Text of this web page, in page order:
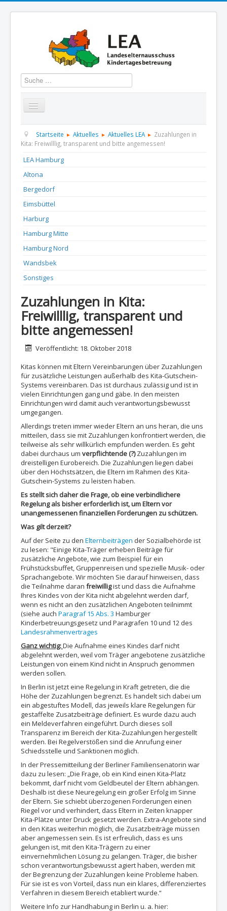
Suchen
Startseite Über uns Aktuelles Termine
Informationen
Kontakt
Startseite Aktuelles Aktuelles LEA
Zuzahlungen in
Kita: Freiwilllig, transparent und bitte angemessen!
LEA Hamburg
Altona
Bergedorf
Eimsbüttel
Harburg
Hamburg Mitte
Hamburg Nord
Wandsbek
Sonstiges
Zuzahlungen in Kita:
Freiwilllig, transparent und
bitte angemessen!
DetailsVeröffentlicht: 18. Oktober 2018
Kitas können mit Eltern Vereinbarungen über Zuzahlungen
für zusätzliche Leistungen außerhalb des Kita-Gutschein-
Systems vereinbaren. Das ist durchaus zulässig und ist in
vielen Einrichtungen gang und gäbe. In den meisten
Einrichtungen wird damit auch verantwortungsbewusst
umgegangen.
Allerdings treten immer wieder Eltern an uns heran, die uns
mitteilen, dass sie mit Zuzahlungen konfrontiert werden, die
teilweise als sehr willkürlich empfunden werden. Es geht
dabei durchaus um verpflichtende (?)Zuzahlungen im
dreistelligen Eurobereich. Die Zuzahlungen liegen dabei
über den Höchstsätzen, die Eltern im Rahmen des Kita-
Gutschein-Systems zu leisten haben.
Es stellt sich daher die Frage, ob eine verbindlichere
Regelung als bisher erforderlich ist, um Eltern vor
unangemessenen finanziellen Forderungen zu schützen.
Was gilt derzeit?
Auf der Seite zu den Elternbeiträgen der Sozialbehörde ist
zu lesen: "Einige Kita-Träger erheben Beiträge für
zusätzliche Angebote, wie zum Beispiel für ein
Frühstücksbuffet, Gruppenreisen und spezielle Musik- oder
Sprachangebote. Wir möchten Sie darauf hinweisen, dass
die Teilnahme daran freiwilligist und dass die Aufnahme
Ihres Kindes von der Kita nicht abgelehnt werden darf,
wenn es nicht an den zusätzlichen Angeboten teilnimmt
(siehe auch Paragraf 15 Abs. 3 Hamburger
Kinderbetreuungsgesetz und Paragrafen 10 und 12 des
Landesrahmenvertrages
Ganz wichtig:Die Aufnahme eines Kindes darf nicht
abgelehnt werden, weil vom Träger angebotene zusätzliche
Leistungen von einem Kind nicht in Anspruch genommen
werden sollen.
In Berlin ist jetzt eine Regelung in Kraft getreten, die die
Höhe der Zuzahlungen begrenzt. Es handelt sich dabei um
ein abgestuftes Modell, das jeweils klare Regelungen für
gestaffelte Zusatzbeiträge definiert. Es wurde dazu auch
ein Meldeverfahren eingeführt. Durch dieses soll
Transparenz im Bereich der Kita-Zuzahlungen hergestellt
werden. Bei Regelverstößen sind die Anrufung einer
Schiedsstelle und Sanktionen möglich.
In der Pressemitteilung der Berliner Familiensenatorin war
dazu zu lesen: „Die Frage, ob ein Kind einen Kita-Platz
bekommt, darf nicht vom Geldbeutel der Eltern abhängen.
Deshalb ist diese Neuregelung ein großer Erfolg im Sinne
der Eltern. Sie schiebt überzogenen Forderungen einen
Riegel vor und verhindert, dass Eltern in Zeiten knapper
Kita-Plätze unter Druck gesetzt werden. Extra-Angebote sind
in den Kitas weiterhin möglich, die Zusatzbeiträge müssen
aber angemessen sein. Es ist erfreulich, dass es uns
gelungen ist, mit den Kita-Trägern zu einer
einvernehmlichen Lösung zu gelangen. Träger, die bisher
schon verantwortungsbewusst agiert haben, werden mit
der Begrenzung der Zuzahlungen keine Probleme haben.
Für sie ist es von Vorteil, dass nun ein klares, differenziertes
Verfahren in diesem Bereich etabliert wurde.“
Weitere Info zur Handhabung in Berlin u. a. hier: